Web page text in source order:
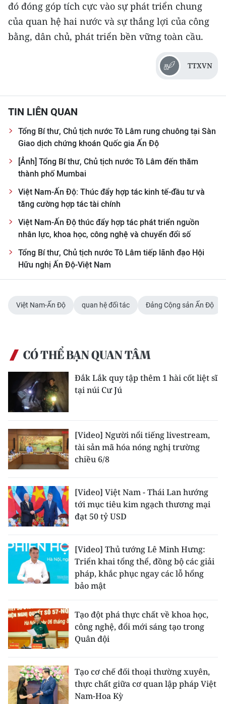
đó đóng góp tích cực vào sự phát triển chung
của quan hệ hai nước và sự thắng lợi của công
bằng, dân chủ, phát triển bền vững toàn cầu.
TTXVN
TIN LIÊN QUAN
Tổng Bí thư, Chủ tịch nước Tô Lâm rung chuông tại Sàn
Giao dịch chứng khoán Quốc gia Ấn Độ
[Ảnh] Tổng Bí thư, Chủ tịch nước Tô Lâm đến thăm
thành phố Mumbai
Việt Nam-Ấn Độ: Thúc đẩy hợp tác kinh tế-đầu tư và
tăng cường hợp tác tài chính
Việt Nam-Ấn Độ thúc đẩy hợp tác phát triển nguồn
nhân lực, khoa học, công nghệ và chuyển đổi số
Tổng Bí thư, Chủ tịch nước Tô Lâm tiếp lãnh đạo Hội
Hữu nghị Ấn Độ-Việt Nam
Việt Nam-Ấn Độ quan hệ đối tác Đảng Cộng sản Ấn Độ
CÓ THỂ BẠN QUAN TÂM
Đắk Lắk quy tập thêm 1 hài cốt liệt sĩ
tại núi Cư Jú
[Video] Người nổi tiếng livestream,
tài sản mã hóa nóng nghị trường
chiều 6/8
[Video] Việt Nam - Thái Lan hướng
tới mục tiêu kim ngạch thương mại
đạt 50 tỷ USD
[Video] Thủ tướng Lê Minh Hưng:
Triển khai tổng thể, đồng bộ các giải
pháp, khắc phục ngay các lỗ hổng
bảo mật
Tạo đột phá thực chất về khoa học,
công nghệ, đổi mới sáng tạo trong
Quân đội
Tạo cơ chế đối thoại thường xuyên,
thực chất giữa cơ quan lập pháp Việt
Nam-Hoa Kỳ